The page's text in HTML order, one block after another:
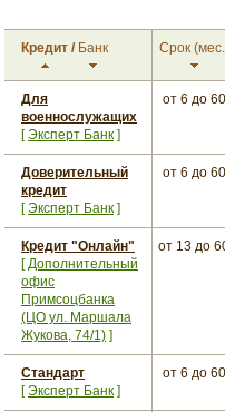
Кредит / Банк Срок
Для
военнослужащих
[Эксперт Банк ]
от 6 до 60
Доверительный
кредит
[Эксперт Банк ]
от 6 до 60
Кредит "Онлайн"
[Дополнительный
офис
Примсоцбанка
(ЦО ул. Маршала
Жукова, 74/1) ]
от 13 до
Стандарт
[Эксперт Банк ]
от 6 до 60